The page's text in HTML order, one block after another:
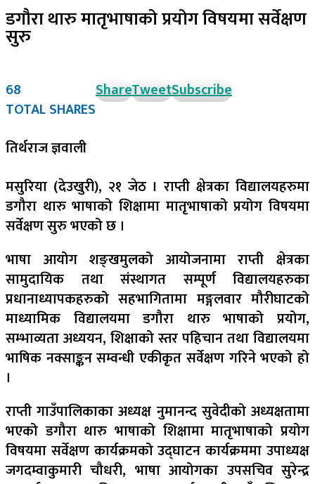
डगौरा थारु मातृभाषाको प्रयोग विषयमा सर्वेक्षण
सुरु
68
TOTAL SHARES
ShareTweetSubscribe
तिर्थराज ज्ञवाली
मसुरिया (देउखुरी), २१ जेठ । राप्ती क्षेत्रका विद्यालयहरुमा
डगौरा थारु भाषाको शिक्षामा मातृभाषाको प्रयोग विषयमा
सर्वेक्षण सुरु भएको छ ।
भाषा आयोग शङ्खमुलको आयोजनामा राप्ती क्षेत्रका
सामुदायिक तथा संस्थागत सम्पूर्ण विद्यालयहरुका
प्रधानाध्यापकहरुको सहभागितामा मङ्गलवार मौरीघाटको
माध्यामिक विद्यालयमा डगौरा थारु भाषाको प्रयोग,
सम्भाव्यता अध्ययन, शिक्षाको स्तर पहिचान तथा विद्यालयमा
भाषिक नक्साङ्कन सम्वन्धी एकीकृत सर्वेक्षण गरिने भएको हो
।
राप्ती गाउँपालिकाका अध्यक्ष नुमानन्द सुवेदीको अध्यक्षतामा
भएको डगौरा थारु भाषाको शिक्षामा मातृभाषाको प्रयोग
विषयमा सर्वेक्षण कार्यक्रमको उद्घाटन कार्यक्रममा उपाध्यक्ष
जगदम्वाकुमारी चौधरी, भाषा आयोगका उपसचिव सुरेन्द्र